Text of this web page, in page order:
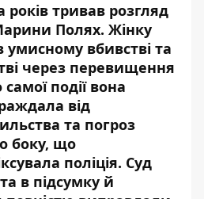
років тривав розгляд
Полях. Жінку
вбивстві та
через перевищення
події вона
від
та погроз
боку, що
поліція. Суд
в підсумку й